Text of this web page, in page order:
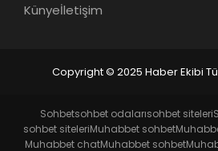
Künyeİletişim
Copyright © 2025 Haber Ekibi
Sohbetsohbet odalarısohbet siteleri
sohbet siteleriMuhabbet sohbet
Muhabbet chatMuhabbet sohbet